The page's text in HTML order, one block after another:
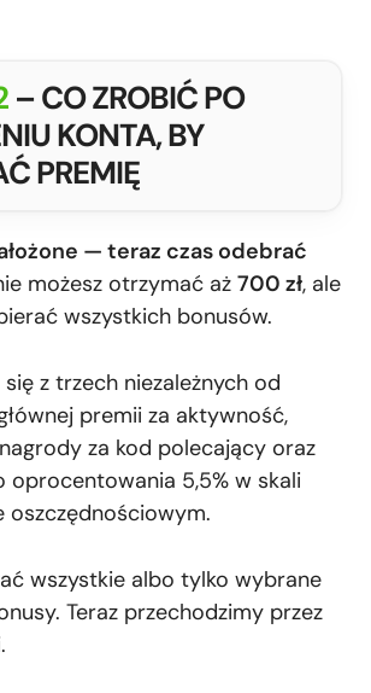
– CO ZROBIĆ PO
KONTA, BY
PREMIĘ
— teraz czas odebrać
możesz otrzymać aż 700 zł, ale
wszystkich bonusów.
się z trzech niezależnych od
premii za aktywność,
za kod polecający oraz
oprocentowania 5,5% w skali
oszczędnościowym.
wszystkie albo tylko wybrane
Teraz przechodzimy przez